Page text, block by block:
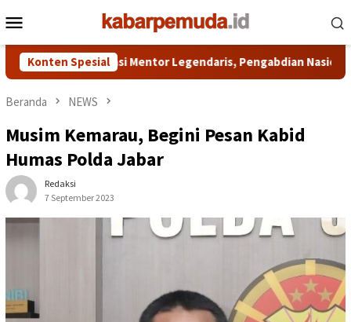
ke
Mobile
Konten Spesial
Dari Legasi Mentor Legendaris, Pengabdian Nasional,
Beranda NEWS
Musim Kemarau, Begini Pesan Kabid
Humas Polda Jabar
Redaksi
7 September 2023